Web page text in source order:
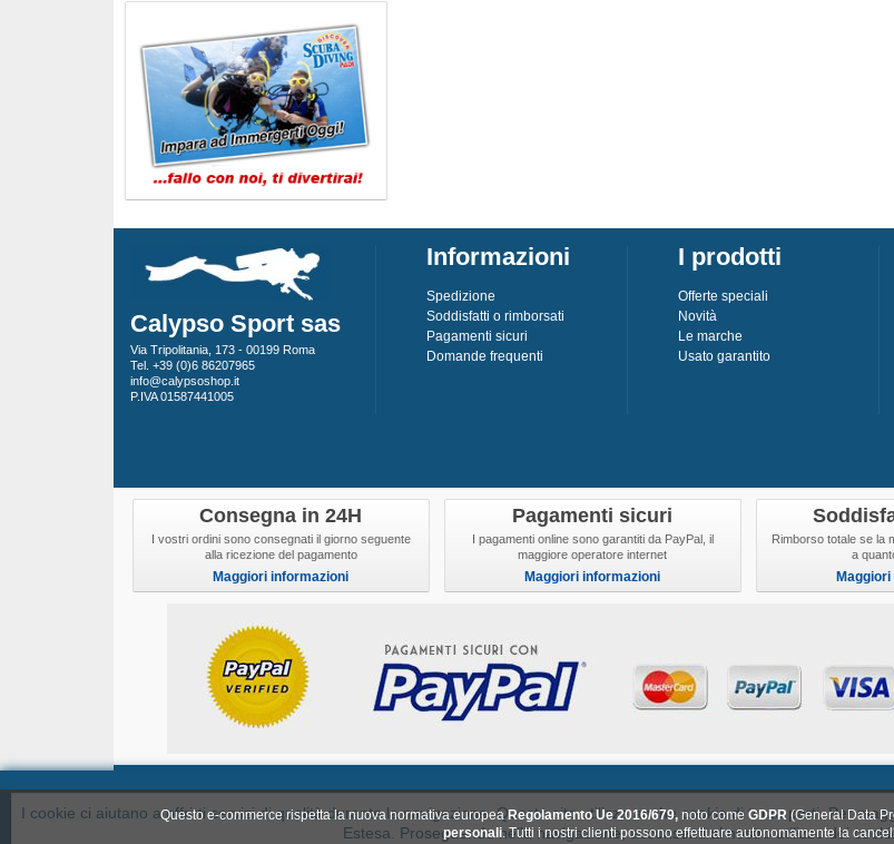
Calypso Sport sas
Via Tripolitania, 173 - 00199 Roma
Tel. +39 (0)6 86207965
info@calypsoshop.it
P.IVA 01587441005
Informazioni
Spedizione
Soddisfatti o rimborsati
Pagamenti sicuri
Domande frequenti
I prodotti
Offerte speciali
Novità
Le marche
Usato garantito
Consegna in 24H
I vostri ordini sono consegnati il giorno seguente
alla ricezione del pagamento
Maggiori informazioni
Pagamenti sicuri
I pagamenti online sono garantiti da PayPal, il
maggiore operatore internet
Maggiori informazioni
Rimborso totale se la
a
I cookie ci aiutano a offrirti servizi di qualità durante la navigazione. Questo sito utilizza anche cookie di terze parti. Per
Estesa. Proseguendo nella navigazione, acconsenti al nostro utilizzo dei
Questo e-commerce rispetta la nuova normativa europeaRegolamento Ue 2016/679, noto come GDPR (General Data
personali. Tutti i nostri clienti possono effettuare autonomamente la
© Created & Hosted byMONDOWEB